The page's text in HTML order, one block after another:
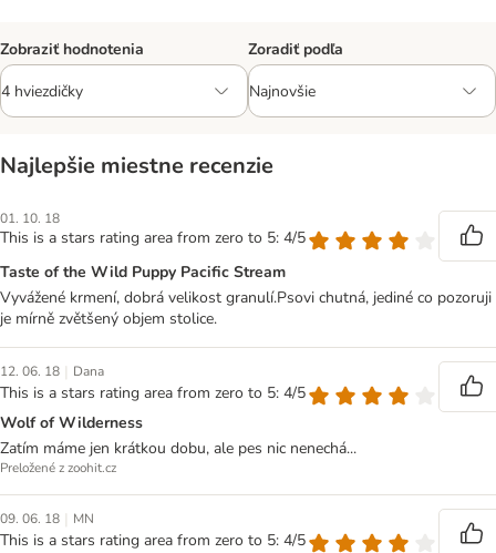
Zobraziť hodnotenia Zoradiť podľa
Najlepšie miestne recenzie
01. 10. 18
This is a stars rating area from zero to 5: 4/5
Taste of the Wild Puppy Pacific Stream
Vyvážené krmení, dobrá velikost granulí.Psovi chutná, jediné co pozoruji
je mírně zvětšený objem stolice.
12. 06. 18 | Dana
This is a stars rating area from zero to 5: 4/5
Wolf of Wilderness
Zatím máme jen krátkou dobu, ale pes nic nenechá...
Preložené z zoohit.cz
09. 06. 18 | MN
This is a stars rating area from zero to 5: 4/5